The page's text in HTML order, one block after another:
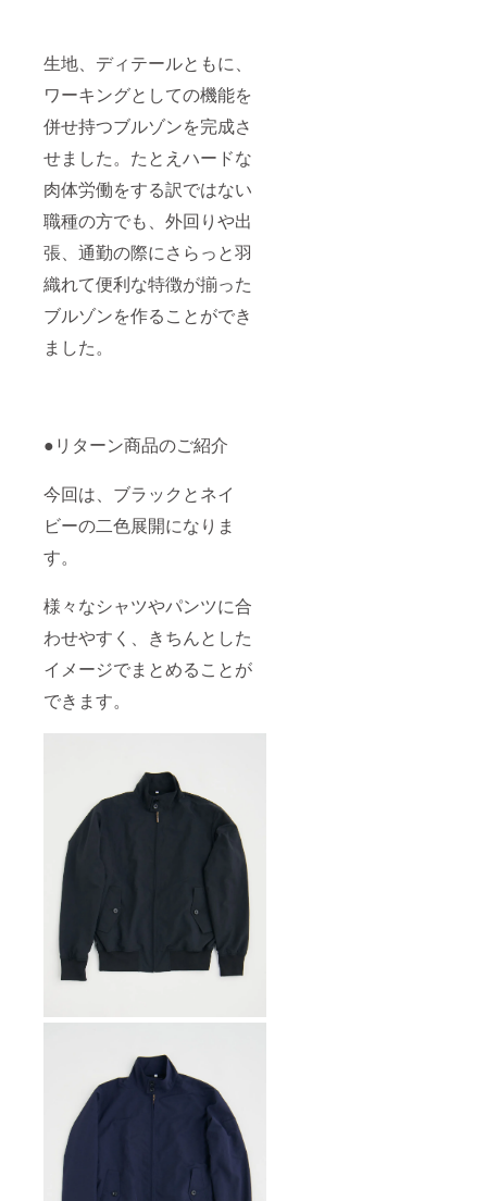
生地、ディテールともに、
ワーキングとしての機能を
併せ持つブルゾンを完成さ
せました。たとえハードな
肉体労働をする訳ではない
職種の方でも、外回りや出
張、通勤の際にさらっと羽
織れて便利な特徴が揃った
ブルゾンを作ることができ
ました。
●リターン商品のご紹介
今回は、ブラックとネイ
ビーの二色展開になりま
す。
様々なシャツやパンツに合
わせやすく、きちんとした
イメージでまとめることが
できます。